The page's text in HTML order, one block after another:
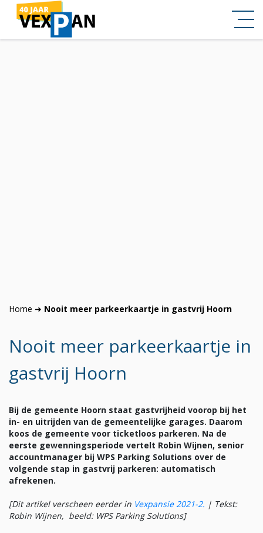
Home ➜ Nooit meer parkeerkaartje in gastvrij Hoorn
Nooit meer parkeerkaartje in
gastvrij Hoorn
Bij de gemeente Hoorn staat gastvrijheid voorop bij het
in- en uitrijden van de gemeentelijke garages. Daarom
koos de gemeente voor ticketloos parkeren. Na de
eerste gewenningsperiode vertelt Robin Wijnen, senior
accountmanager bij WPS Parking Solutions over de
volgende stap in gastvrij parkeren: automatisch
afrekenen.
[Dit artikel verscheen eerder in Vexpansie 2021-2. | Tekst:
Robin Wijnen, beeld: WPS Parking Solutions]